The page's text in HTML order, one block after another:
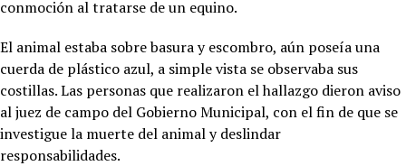
conmoción al tratarse de un equino.
El animal estaba sobre basura y escombro, aún poseía una
cuerda de plástico azul, a simple vista se observaba sus
costillas. Las personas que realizaron el hallazgo dieron aviso
al juez de campo del Gobierno Municipal, con el fin de que se
investigue la muerte del animal y deslindar
responsabilidades.